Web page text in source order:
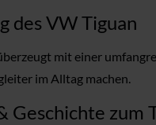
des VW Tiguan
mit einer
im Alltag machen.
Geschichte zum